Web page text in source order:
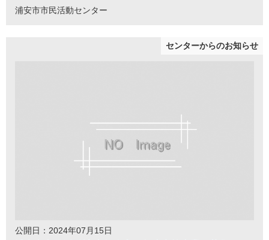
浦安市市民活動センター
センターからのお知らせ
公開日：2024年07月15日